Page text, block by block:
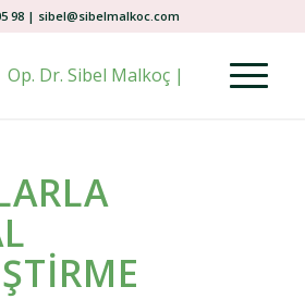
98 | sibel@sibelmalkoc.com